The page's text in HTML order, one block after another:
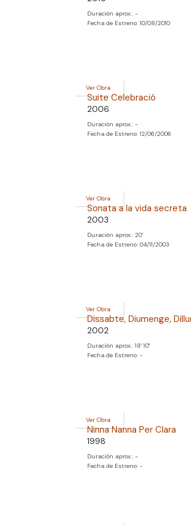
Duración aprox.: -
Fecha de Estreno: 10/08/2010
Ver Obra
Suite Celebració
2006
Duración aprox.: -
Fecha de Estreno: 12/06/2006
Ver Obra
Sonata a la vida secreta
2003
Duración aprox.: 20'
Fecha de Estreno: 04/11/2003
Ver Obra
Dissabte, Diumenge,
2002
Duración aprox.: 18' 10''
Fecha de Estreno: -
Ver Obra
Ninna Nanna Per Clara
1998
Duración aprox.: -
Fecha de Estreno: -